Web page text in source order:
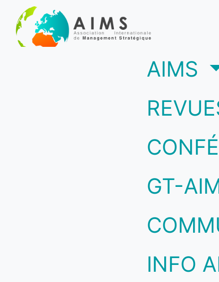
AIMS
GT-
INFO